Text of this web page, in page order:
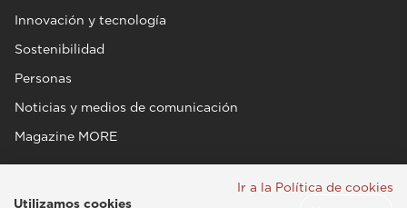
Innovación y tecnología
Sostenibilidad
Personas
Noticias y medios de comunicación
Magazine MORE
Ir a la Política de cookies
Utilizamos cookies